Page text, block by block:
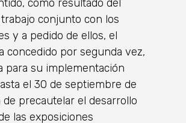
como resultado del
conjunto con los
y a pedido de ellos, el
concedido por segunda vez,
para su implementación
el 30 de septiembre de
de precautelar el desarrollo
las exposiciones